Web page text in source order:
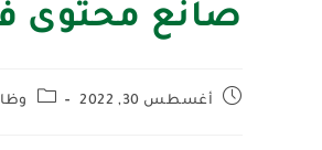
صانع محتوى
أغسطس 30, 2022